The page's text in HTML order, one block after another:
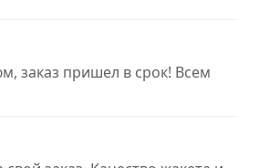
заказ пришел в срок! Всем